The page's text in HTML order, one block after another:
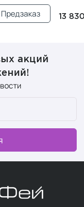
13
Предзаказ
акций